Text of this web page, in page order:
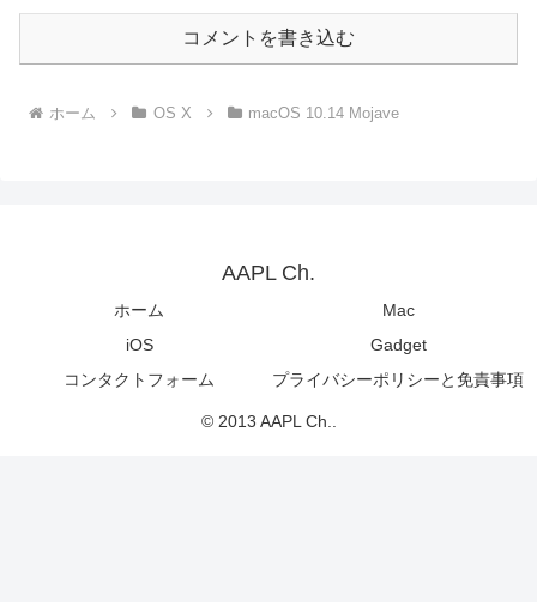
コメントを書き込む
ホーム OS X macOS 10.14 Mojave
AAPL Ch.
ホーム
Mac
iOS
Gadget
コンタクトフォーム
プライバシーポリシーと免責事項
© 2013 AAPL Ch..